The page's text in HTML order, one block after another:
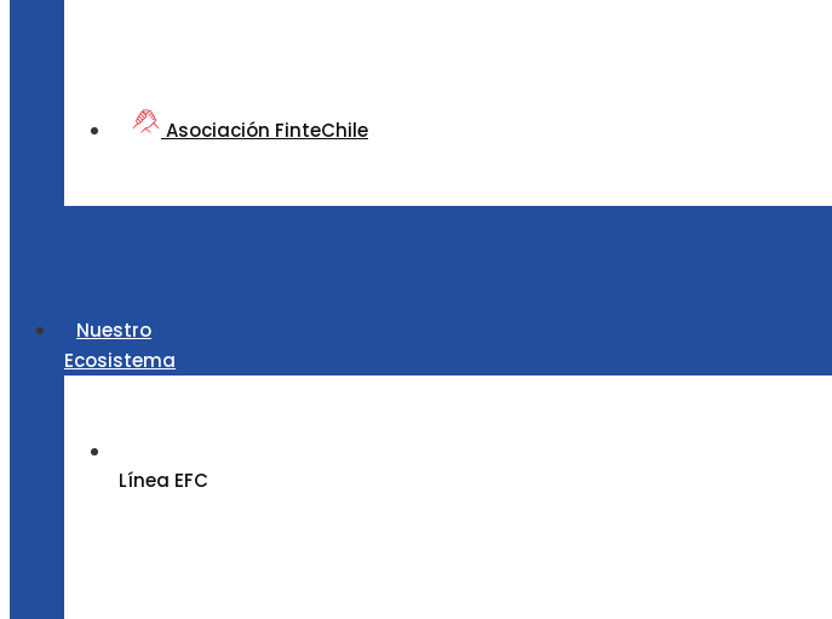
Asociación FinteChile
Nuestro
Ecosistema
Línea EFC